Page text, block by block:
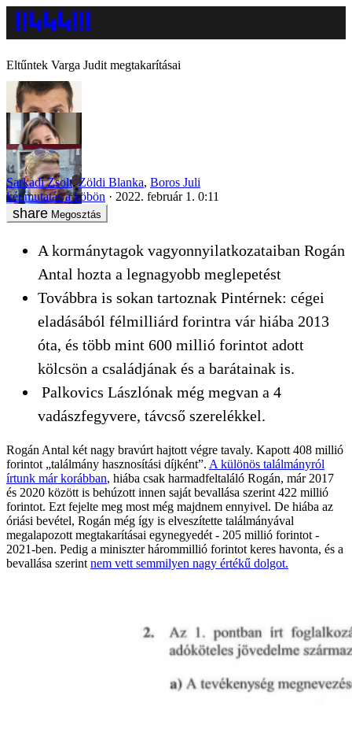
Eltűntek Varga Judit megtakarításai
Sarkadi Zsolt,Zöldi Blanka, Boros Juli
képmutatás a köbön
2022. február 1. 0:11
Megosztás
A kormánytagok vagyonnyilatkozataiban Rogán
Antal hozta a legnagyobb meglepetést
Továbbra is sokan tartoznak Pintérnek: cégei
eladásából félmilliárd forintra vár hiába 2013
óta, és több mint 600 millió forintot adott
kölcsön a családjának és a barátainak is.
Palkovics Lászlónak még megvan a 4
vadászfegyvere, távcső szerelékkel.
Rogán Antal két nagy bravúrt hajtott végre tavaly. Kapott 408 millió
forintot „találmány hasznosítási díjként”. A különös találmányról
írtunk már korábban, hiába csak harmadfeltaláló Rogán, már 2017
és 2020 között is behúzott innen saját bevallása szerint 422 millió
forintot. Ezt fejelte meg most még majdnem ennyivel. De hiába az
óriási bevétel, Rogán még így is elveszítette találmányával
megalapozott megtakarításai egynegyedét - 205 millió forintot -
2021-ben. Pedig a miniszter hárommillió forintot keres havonta, és a
bevallása szerint nem vett semmilyen nagy értékű dolgot.